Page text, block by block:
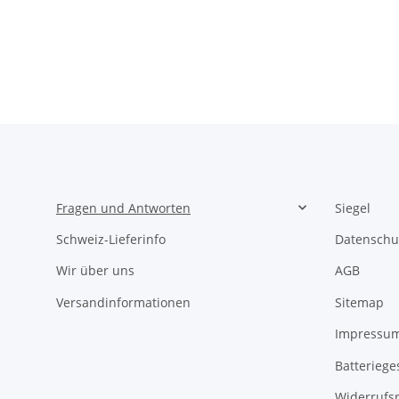
Fragen und Antworten
Schweiz-Lieferinfo
Wir über uns
Versandinformationen
Siegel
AGB
Sitemap